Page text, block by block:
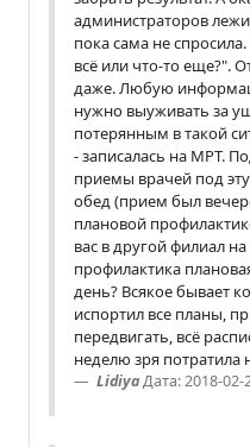
администраторов
пока сама не
всё или что-то еще?".
даже. Любую
нужно выуживать за
потерянным в такой
- записалась на МРТ.
приемы врачей под
обед (прием был
плановой
вас в другой филиал
профилактика
день? Всякое бывает
испортил все планы,
передвигать, всё
неделю зря потратила
LidiyaДата: 2018-02-